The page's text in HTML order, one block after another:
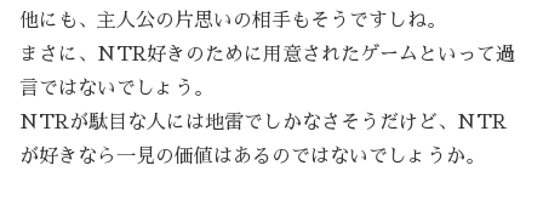
他にも、主人公の片思いの相手もそうですしね。
まさに、NTR好きのために用意されたゲームといって過
言ではないでしょう。
NTRが駄目な人には地雷でしかなさそうだけど、NTR
が好きなら一見の価値はあるのではないでしょうか。